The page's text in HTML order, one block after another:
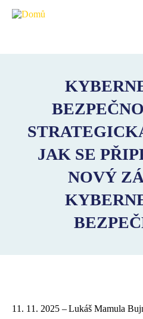
JAK SE
NOVÝ
11. 11. 2025 –Lukáš Mamula